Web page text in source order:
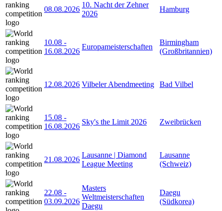
08.08.2026
10. Nacht der Zehner
2026
Hamburg
10.08 -
16.08.2026
Europameisterschaften
Birmingham
(Großbritannien)
12.08.2026 Vilbeler Abendmeeting Bad Vilbel
15.08 -
16.08.2026
Sky's the Limit 2026 Zweibrücken
21.08.2026
Lausanne | Diamond
League Meeting
Lausanne
(Schweiz)
22.08 -
03.09.2026
Masters
Weltmeisterschaften
Daegu
Daegu
(Südkorea)